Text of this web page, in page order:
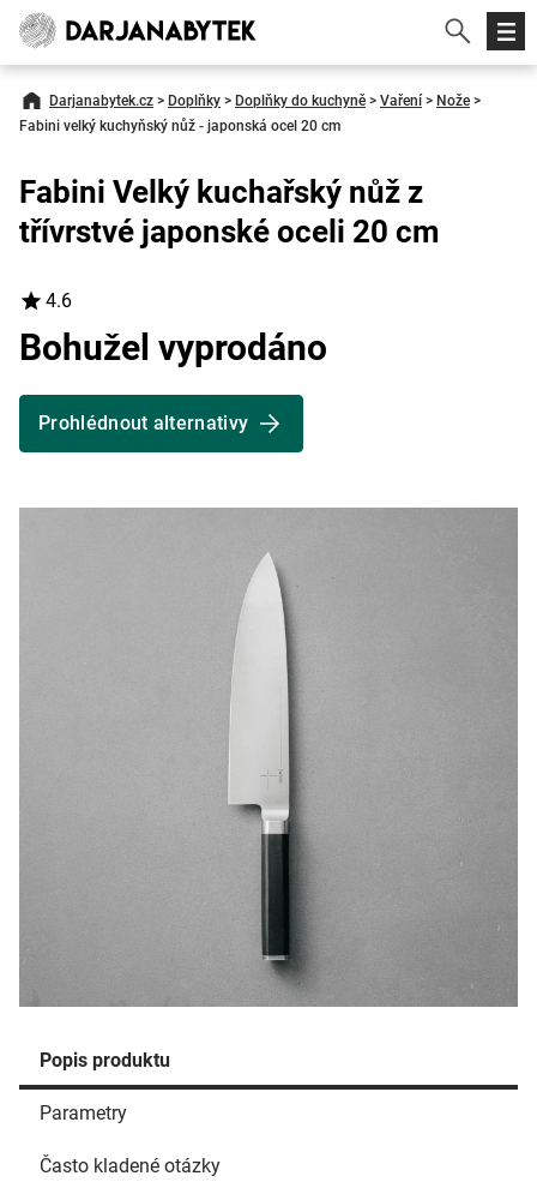
Darjanabytek.cz > Doplňky > Doplňky do kuchyně > Vaření > Nože >
Fabini velký kuchyňský nůž - japonská ocel 20 cm
Popis produktu
Parametry
Často kladené otázky
Fabini Velký kuchařský nůž z
třívrstvé japonské oceli 20 cm
4.6
Bohužel vyprodáno
Prohlédnout alternativy